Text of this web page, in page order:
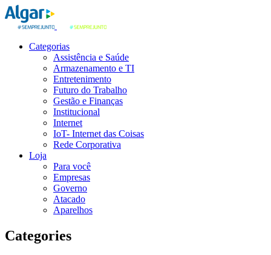
Categorias
Assistência e Saúde
Armazenamento e TI
Entretenimento
Futuro do Trabalho
Gestão e Finanças
Institucional
Internet
IoT- Internet das Coisas
Rede Corporativa
Loja
Para você
Empresas
Governo
Atacado
Aparelhos
Categories